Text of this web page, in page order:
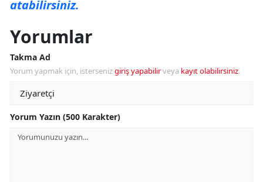
atabilirsiniz.
Yorumlar
Takma Ad
Yorum yapmak için, istersenizgiriş yapabilirveya kayıt olabilirsiniz.
Yorum Yazın (500 Karakter)